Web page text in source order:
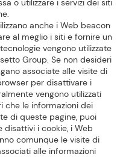
o utilizzare i servizi dei siti
anche i Web beacon
al meglio i siti e fornire un
vengono utilizzate
Group. Se non desideri
associate alle visite di
per disattivare i
vengono utilizzati
che le informazioni dei
di queste pagine, puoi
disattivi i cookie, i Web
comunque le visite di
alle informazioni